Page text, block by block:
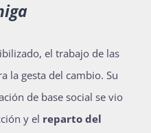
el trabajo de las
la gesta del cambio. Su
de base social se vio
y el reparto del